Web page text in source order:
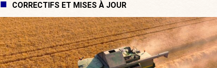
CORRECTIFS ET MISES À JOUR